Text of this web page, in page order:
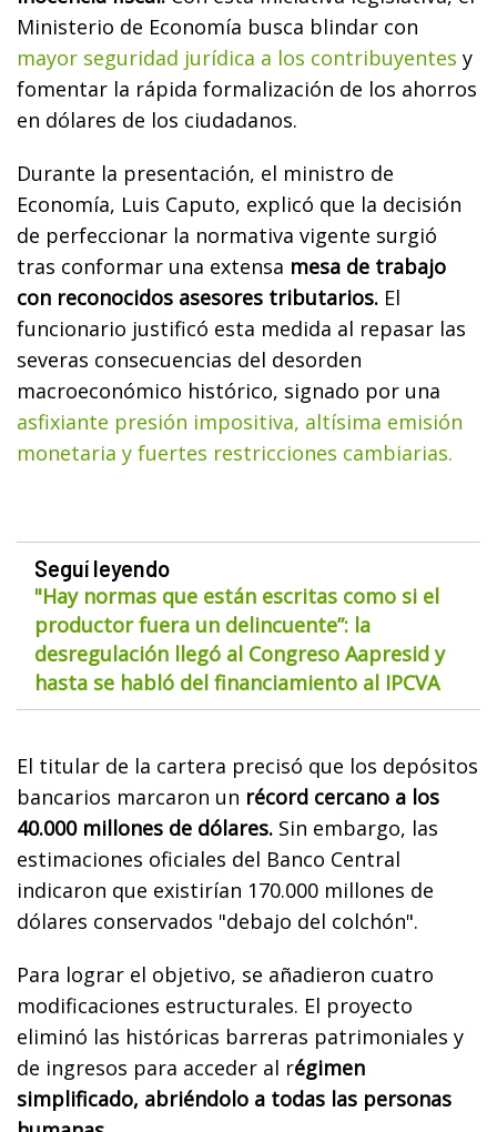
Ministerio de Economía busca blindar con
mayor seguridad jurídica a los contribuyentes y
fomentar la rápida formalización de los ahorros
en dólares de los ciudadanos.
Durante la presentación, el ministro de
Economía, Luis Caputo, explicó que la decisión
de perfeccionar la normativa vigente surgió
tras conformar una extensa mesa de trabajo
con reconocidos asesores tributarios. El
funcionario justificó esta medida al repasar las
severas consecuencias del desorden
macroeconómico histórico, signado por una
asfixiante presión impositiva, altísima emisión
monetaria y fuertes restricciones cambiarias.
Seguí leyendo
"Hay normas que están escritas como si el
productor fuera un delincuente”: la
desregulación llegó al Congreso Aapresid y
hasta se habló del financiamiento al IPCVA
El titular de la cartera precisó que los depósitos
bancarios marcaron un récord cercano a los
40.000 millones de dólares. Sin embargo, las
estimaciones oficiales del Banco Central
indicaron que existirían 170.000 millones de
dólares conservados "debajo del colchón".
Para lograr el objetivo, se añadieron cuatro
modificaciones estructurales. El proyecto
eliminó las históricas barreras patrimoniales y
de ingresos para acceder al régimen
simplificado, abriéndolo a todas las personas